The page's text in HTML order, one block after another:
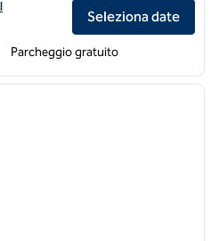
Homewood Suites by Hilton Denver -
Seleziona date
Parcheggio gratuito